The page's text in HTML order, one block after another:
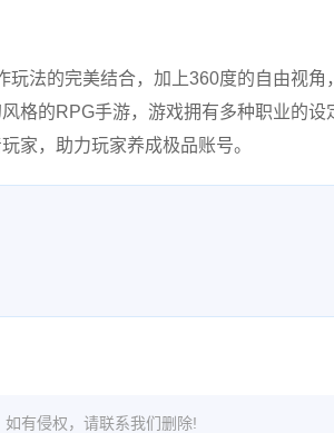
法的完美结合，加上360度的自由视角
格的RPG手游，游戏拥有多种职业的设
家，助力玩家养成极品账号。
有侵权，请联系我们删除!